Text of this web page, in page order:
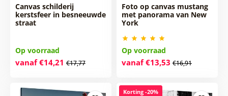
Canvas schilderij
kerstsfeer in besneeuwde
straat
Op voorraad
vanaf €14,21 €17,77
Foto op canvas mustang
met panorama van New
York
Op voorraad
vanaf €13,53 €16,91
Korting -20%